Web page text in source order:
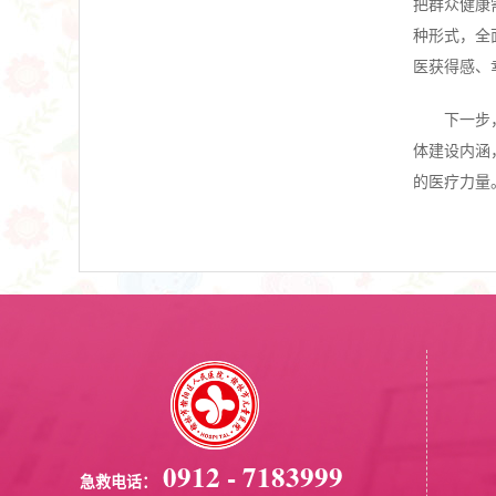
把群众健康
种形式，全
医获得感
下一
体建设内涵
的医疗力量
急救电话：
0912 - 7183999